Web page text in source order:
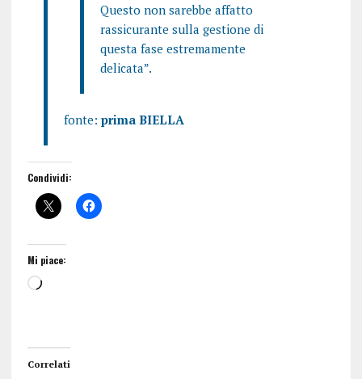
Questo non sarebbe affatto
rassicurante sulla gestione di
questa fase estremamente
delicata”.
fonte: prima BIELLA
Condividi:
Mi piace:
Correlati